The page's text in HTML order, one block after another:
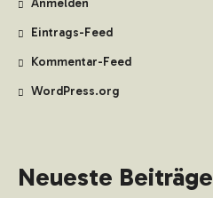
Anmelden
Eintrags-Feed
Kommentar-Feed
WordPress.org
Neueste Beiträge